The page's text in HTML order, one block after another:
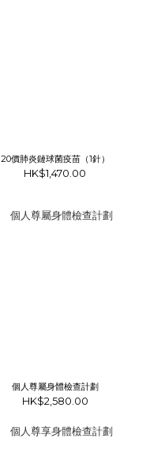
20價肺炎鏈球菌疫苗（1針）
HK$1,470.00
個人尊屬身體檢查計劃
HK$2,580.00